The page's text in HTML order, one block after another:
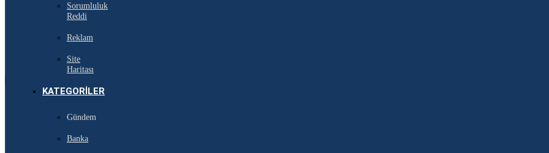
Sorumluluk
Reddi
Reklam
Site
Haritası
KATEGORILER
Gündem
Banka